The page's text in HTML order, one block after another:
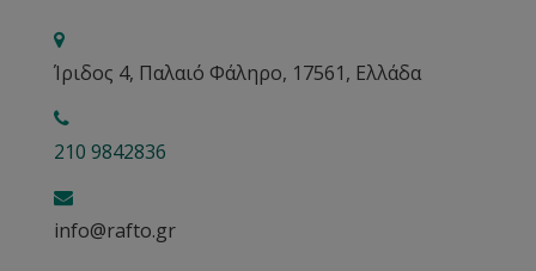
Ίριδος 4, Παλαιό Φάληρο, 17561, Ελλάδα
210 9842836
info@rafto.gr